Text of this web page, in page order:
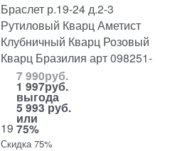
Браслет р.19-24 д.2-3
Рутиловый Кварц Аметист
Клубничный Кварц Розовый
Кварц Бразилия арт 098251-
19
7 990руб.
1 997руб.
выгода
5 993 руб.
или
75%
Скидка 75%